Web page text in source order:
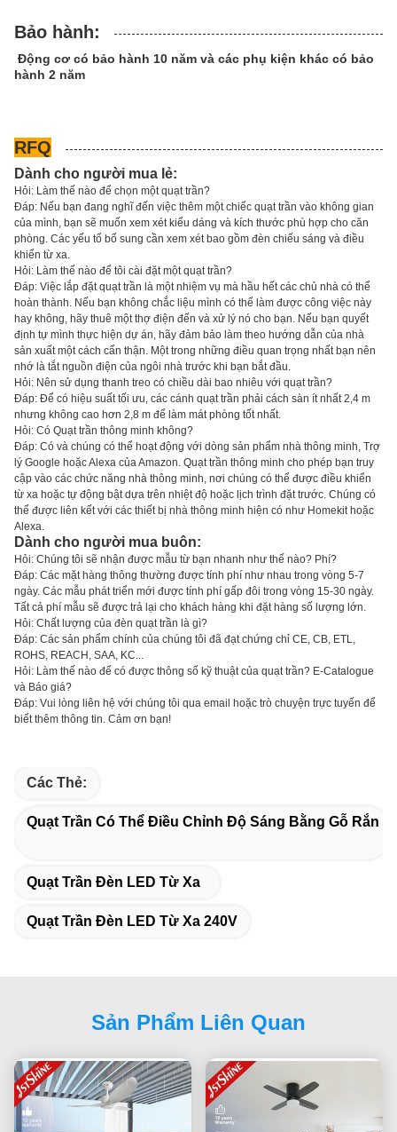
Bảo hành:
Động cơ có bảo hành 10 năm và các phụ kiện khác có bảo
hành 2 năm
RFQ
Dành cho người mua lẻ:
Hỏi: Làm thế nào để chọn một quạt trần?
Đáp: Nếu bạn đang nghĩ đến việc thêm một chiếc quạt trần vào không gian
của mình, bạn sẽ muốn xem xét kiểu dáng và kích thước phù hợp cho căn
phòng. Các yếu tố bổ sung cần xem xét bao gồm đèn chiếu sáng và điều
khiển từ xa.
Hỏi: Làm thế nào để tôi cài đặt một quạt trần?
Đáp: Việc lắp đặt quạt trần là một nhiệm vụ mà hầu hết các chủ nhà có thể
hoàn thành. Nếu bạn không chắc liệu mình có thể làm được công việc này
hay không, hãy thuê một thợ điện đến và xử lý nó cho bạn. Nếu bạn quyết
định tự mình thực hiện dự án, hãy đảm bảo làm theo hướng dẫn của nhà
sản xuất một cách cẩn thận. Một trong những điều quan trọng nhất bạn nên
nhớ là tắt nguồn điện của ngôi nhà trước khi bạn bắt đầu.
Hỏi: Nên sử dụng thanh treo có chiều dài bao nhiêu với quạt trần?
Đáp: Để có hiệu suất tối ưu, các cánh quạt trần phải cách sàn ít nhất 2,4 m
nhưng không cao hơn 2,8 m để làm mát phòng tốt nhất.
Hỏi: Có Quạt trần thông minh không?
Đáp: Có và chúng có thể hoạt động với dòng sản phẩm nhà thông minh, Trợ
lý Google hoặc Alexa của Amazon. Quạt trần thông minh cho phép bạn truy
cập vào các chức năng nhà thông minh, nơi chúng có thể được điều khiển
từ xa hoặc tự động bật dựa trên nhiệt độ hoặc lịch trình đặt trước. Chúng có
thể được liên kết với các thiết bị nhà thông minh hiện có như Homekit hoặc
Alexa.
Dành cho người mua buôn:
Hỏi: Chúng tôi sẽ nhận được mẫu từ bạn nhanh như thế nào? Phí?
Đáp: Các mặt hàng thông thường được tính phí như nhau trong vòng 5-7
ngày. Các mẫu phát triển mới được tính phí gấp đôi trong vòng 15-30 ngày.
Tất cả phí mẫu sẽ được trả lại cho khách hàng khi đặt hàng số lượng lớn.
Hỏi: Chất lượng của đèn quạt trần là gì?
Đáp: Các sản phẩm chính của chúng tôi đã đạt chứng chỉ CE, CB, ETL,
ROHS, REACH, SAA, KC...
Hỏi: Làm thế nào để có được thông số kỹ thuật của quạt trần? E-Catalogue
và Báo giá?
Đáp: Vui lòng liên hệ với chúng tôi qua email hoặc trò chuyện trực tuyến để
biết thêm thông tin. Cảm ơn bạn!
Các Thẻ:
Quạt Trần Có Thể Điều Chỉnh Độ Sáng Bằng Gỗ Rắn
Quạt Trần Đèn LED Từ Xa
Quạt Trần Đèn LED Từ Xa 240V
Sản Phẩm Liên Quan